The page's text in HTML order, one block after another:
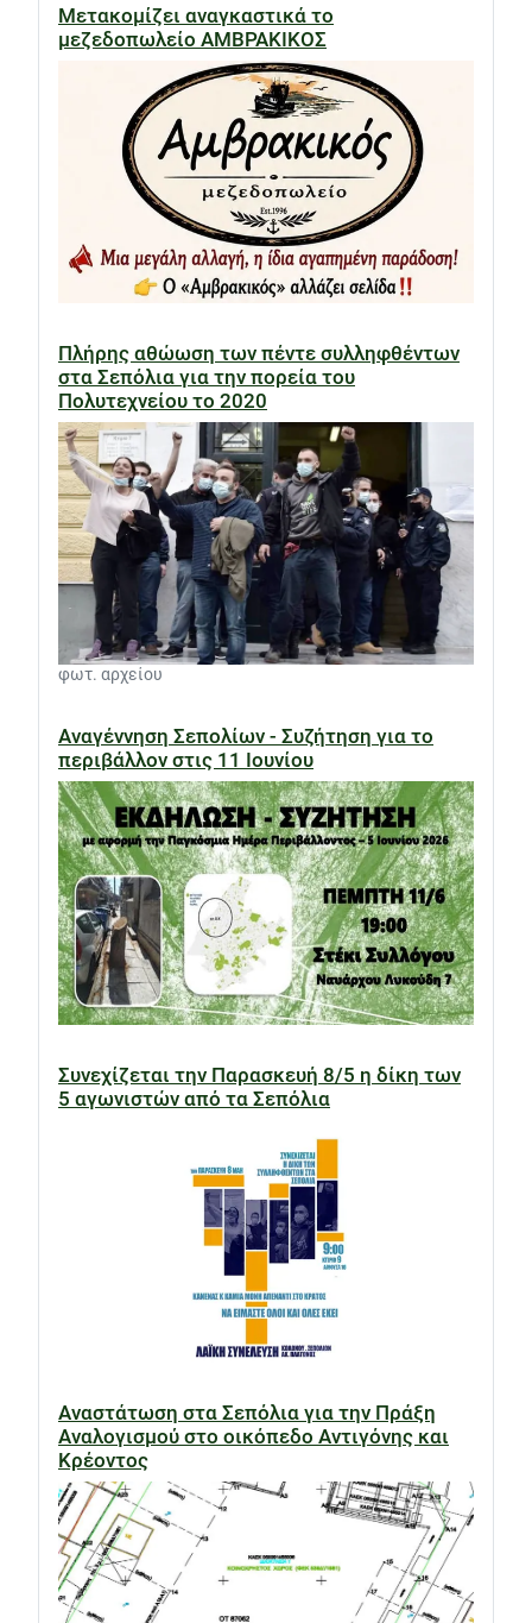
Μετακομίζει αναγκαστικά το
μεζεδοπωλείο ΑΜΒΡΑΚΙΚΟΣ
Πλήρης αθώωση των πέντε συλληφθέντων
στα Σεπόλια για την πορεία του
Πολυτεχνείου το 2020
φωτ. αρχείου
Αναγέννηση Σεπολίων - Συζήτηση για το
περιβάλλον στις 11 Ιουνίου
Συνεχίζεται την Παρασκευή 8/5 η δίκη των
5 αγωνιστών από τα Σεπόλια
Αναστάτωση στα Σεπόλια για την Πράξη
Αναλογισμού στο οικόπεδο Αντιγόνης και
Κρέοντος